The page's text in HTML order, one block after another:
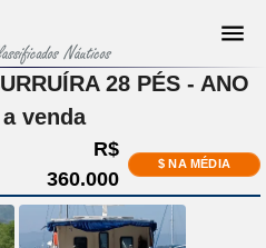
28 PÉS - ANO
venda
R$
360.000
$ NA MÉDIA